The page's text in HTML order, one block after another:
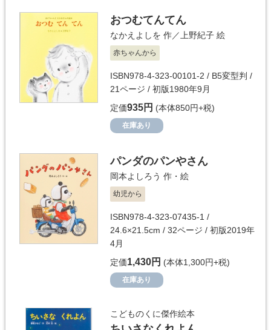
おつむてんてん
なかえよしを 作／ 上野紀子 絵
赤ちゃんから
ISBN978-4-323-00101-2 / B5変型判 /
21ページ / 初版1980年9月
定価935円 (本体850円+税)
在庫あり
パンダのパンやさん
岡本よしろう 作・絵
幼児から
ISBN978-4-323-07435-1 /
24.6×21.5cm / 32ページ / 初版2019年
4月
定価1,430円 (本体1,300円+税)
在庫あり
こどものくに傑作絵本